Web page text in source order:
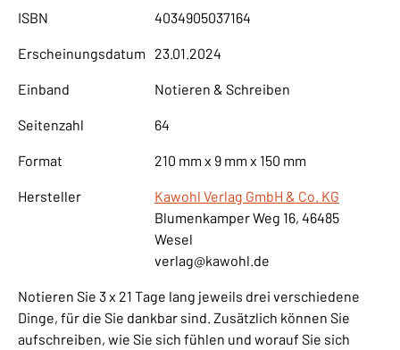
ISBN 4034905037164
Erscheinungsdatum 23.01.2024
Einband Notieren & Schreiben
Seitenzahl 64
Format 210 mm x 9 mm x 150 mm
Hersteller
Kawohl Verlag GmbH & Co. KG
Blumenkamper Weg 16, 46485
Wesel
verlag@kawohl.de
Notieren Sie 3 x 21 Tage lang jeweils drei verschiedene
Dinge, für die Sie dankbar sind. Zusätzlich können Sie
aufschreiben, wie Sie sich fühlen und worauf Sie sich